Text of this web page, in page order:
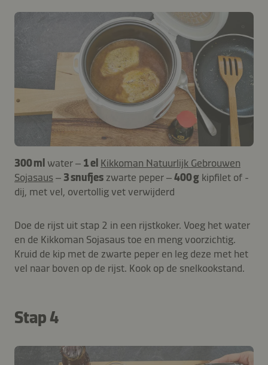
300 ml water – 1 el Kikkoman Natuurlijk Gebrouwen
Sojasaus – 3 snufjes zwarte peper –400 g kipfilet of -
dij, met vel, overtollig vet verwijderd
Doe de rijst uit stap 2 in een rijstkoker. Voeg het water
en de Kikkoman Sojasaus toe en meng voorzichtig.
Kruid de kip met de zwarte peper en leg deze met het
vel naar boven op de rijst. Kook op de snelkookstand.
Stap 4